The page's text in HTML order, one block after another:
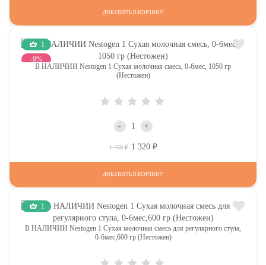
ДОБАВИТЬ В КОРЗИНУ
1
-9%
В НАЛИЧИИ Nestogen 1 Сухая молочная смесь, 0-6мес, 1050 гр
(Нестожен)
- +
1 450Р 1 320 Р
ДОБАВИТЬ В КОРЗИНУ
1
В НАЛИЧИИ Nestogen 1 Сухая молочная смесь для регулярного стула,
0-6мес,600 гр (Нестожен)